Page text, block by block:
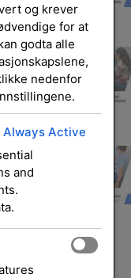
og krever
for at
godta alle
nedenfor
Always Active
and